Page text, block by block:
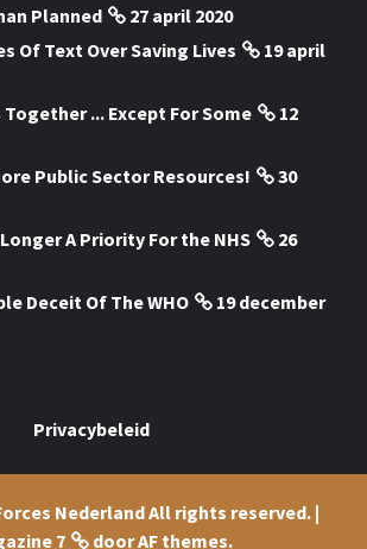
Planned
27 april 2020
Of Text Over Saving Lives
19 april
... Except For Some
12
Public Sector Resources!
30
A Priority For the NHS
26
Deceit Of The WHO
19 december
Privacybeleid
Nederland All rights reserved. |
7
door AF themes.